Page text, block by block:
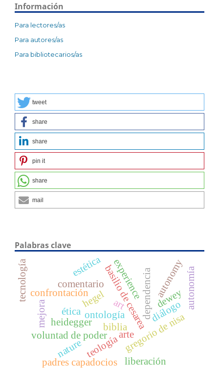
Información
Para lectores/as
Para autores/as
Para bibliotecarios/as
tweet
share
share
pin it
share
mail
Palabras clave
biblia
teología
heidegger
hegel
ontología
confrontación
padres capadocios
basilio de cesarea
gregorio de nisa
dependencia
voluntad de poder
liberación
diálogo
ética
comentario
dewey
arte
art
estética
nature
experience autonomía
autonomy
mejora
tecnología